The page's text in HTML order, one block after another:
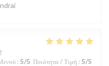
: 5/5 Ποιότητα / Τιμή : 5/5